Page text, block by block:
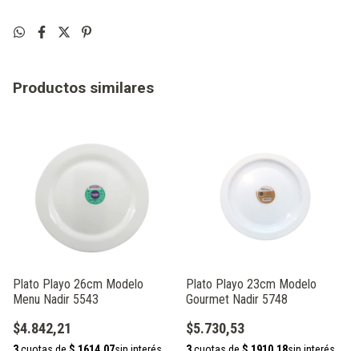
Productos similares
Plato Playo 26cm Modelo
Menu Nadir 5543
$4.842,21
Plato Playo 23cm Modelo
Gourmet Nadir 5748
$5.730,53